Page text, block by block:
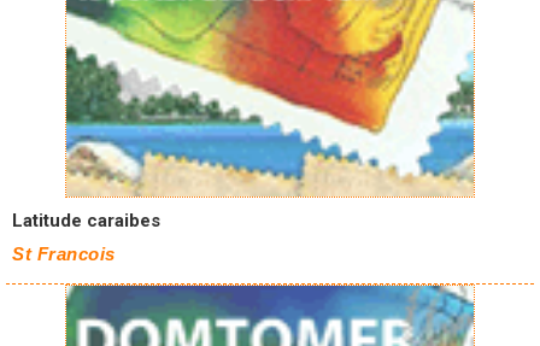
Latitude caraibes
St Francois